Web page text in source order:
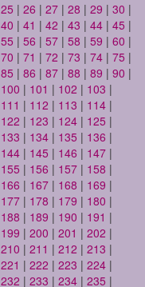
25 | 26 | 27 | 28 | 29 | 30 |
40 | 41 | 42 | 43 | 44 | 45 |
55 | 56 | 57 | 58 | 59 | 60 |
70 | 71 | 72 | 73 | 74 | 75 |
85 | 86 | 87 | 88 | 89 | 90 |
100 | 101 | 102 | 103 |
111 | 112 | 113 | 114 |
122 | 123 | 124 | 125 |
133 | 134 | 135 | 136 |
144 | 145 | 146 | 147 |
155 | 156 | 157 | 158 |
166 | 167 | 168 | 169 |
177 | 178 | 179 | 180 |
188 | 189 | 190 | 191 |
199 | 200 | 201 | 202 |
210 | 211 | 212 | 213 |
221 | 222 | 223 | 224 |
232 | 233 | 234 | 235 |